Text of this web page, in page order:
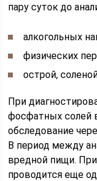
пару суток до
алкогольных
физических
острой,
При
фосфатных солей
обследование
В период между
вредной пищи.
проводится еще